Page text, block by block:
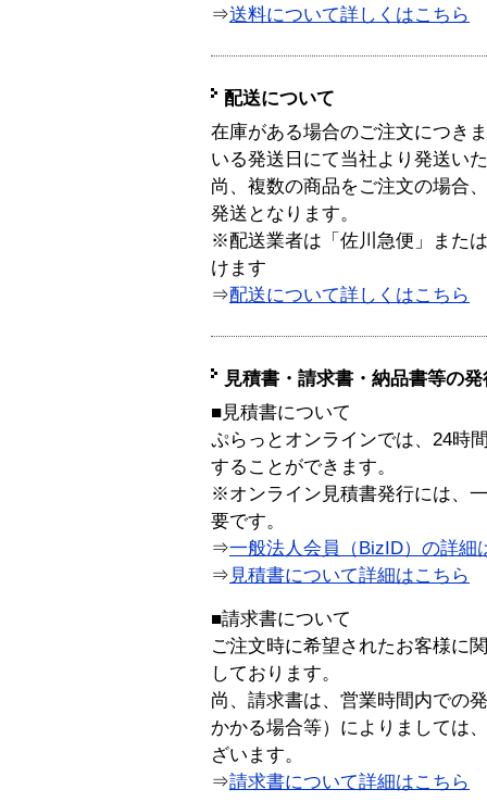
⇒送料について詳しくはこちら
配送について
在庫がある場合のご注文につき
いる発送日にて当社より発送い
尚、複数の商品をご注文の場合
発送となります。
※配送業者は「佐川急便」また
けます
⇒配送について詳しくはこちら
見積書・請求書・納品書等の
■見積書について
ぷらっとオンラインでは、24時
することができます。
※オンライン見積書発行には、
要です。
⇒一般法人会員（BizID）の詳細
⇒ 見積書について詳細はこちら
■請求書について
ご注文時に希望されたお客様に
しております。
尚、請求書は、営業時間内での
かかる場合等）によりましては
ざいます。
⇒請求書について詳細はこちら